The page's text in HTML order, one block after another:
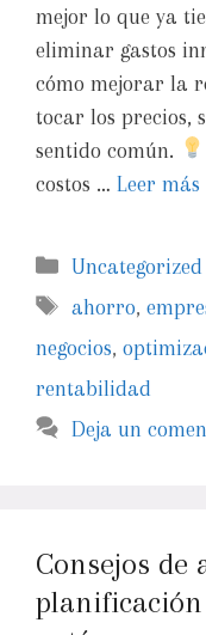
mejor lo que ya
eliminar gastos
cómo mejorar la
tocar los precios,
sentido común.
costos … Leer más
Uncategorized
ahorro,
negocios,
rentabilidad
Deja un
Consejos